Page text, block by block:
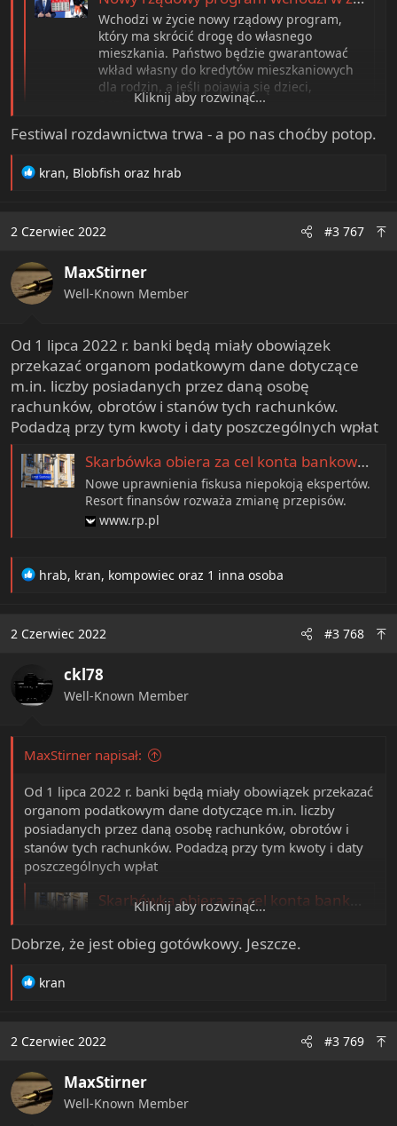
Wchodzi w życie nowy rządowy program,
który ma skrócić drogę do własnego
mieszkania. Państwo będzie gwarantować
wkład własny do kredytów mieszkaniowych
dla rodzin, a jeśli pojawią się dzieci,
pomoż...Kliknij aby rozwinąć...
Festiwal rozdawnictwa trwa - a po nas choćby potop.
R
t
o
n
s
kran, Blobfish oraz hrab
2 Czerwiec 2022 #3 767
MaxStirner
Well-Known Member
Od 1 lipca 2022 r. banki będą miały obowiązek
przekazać organom podatkowym dane dotyczące
m.in. liczby posiadanych przez daną osobę
rachunków, obrotów i stanów tych rachunków.
Podadzą przy tym kwoty i daty poszczególnych wpłat
Skarbówka obiera za cel konta bankowe obywateli
Nowe uprawnienia fiskusa niepokoją ekspertów.
Resort finansów rozważa zmianę przepisów.
www.rp.pl
R
t
o
s
hrab, kran, kompowiec oraz 1 inna osoba
2 Czerwiec 2022 #3 768
ckl78
Well-Known Member
MaxStirner napisał:
Od 1 lipca 2022 r. banki będą miały obowiązek przekazać
organom podatkowym dane dotyczące m.in. liczby
posiadanych przez daną osobę rachunków, obrotów i
stanów tych rachunków. Podadzą przy tym kwoty i daty
poszczególnych wpłat
Skarbówka obiera za cel konta bankowe obywateli
ekspertów. Resort finansów rozważa zmianę
przepisów.
Kliknij aby rozwinąć...
Dobrze, że jest obieg gotówkowy. Jeszcze.
R
t
o
n
s
kran
2 Czerwiec 2022 #3 769
MaxStirner
Well-Known Member